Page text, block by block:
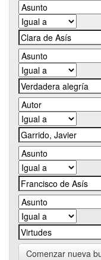
Comenzar nueva